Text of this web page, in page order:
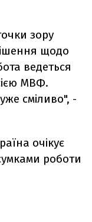
зору
щодо
ведеться
МВФ.
сміливо", -
очікує
роботи